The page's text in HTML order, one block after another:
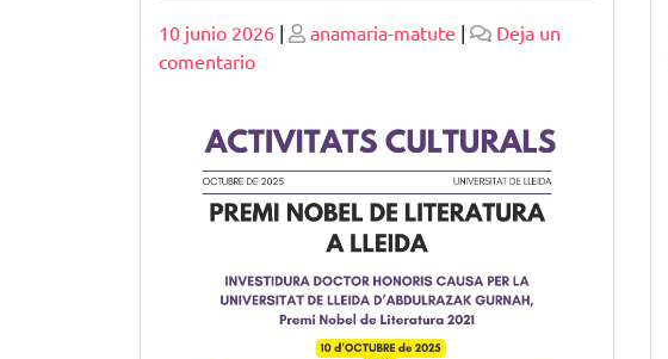
Publicado
10 junio 2026 | Publicado
anamaria-matute |
Deja un
comentarioen
Literatura
2021:
Reconociendo
Excelencia
Literaria